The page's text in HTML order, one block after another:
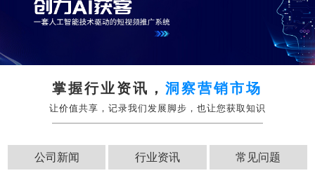
掌握行业资讯，洞察营销市场
让价值共享，记录我们发展脚步，也让您获取知识
公司新闻 行业资讯 常见问题